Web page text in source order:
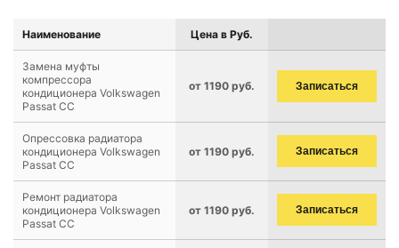
Наименование Цена в Руб.
Замена муфты
компрессора
кондиционера Volkswagen
Passat CC
от 1190 руб. Записаться
Опрессовка радиатора
кондиционера Volkswagen
Passat CC
от 1190 руб. Записаться
Ремонт радиатора
кондиционера Volkswagen
Passat CC
от 1190 руб. Записаться